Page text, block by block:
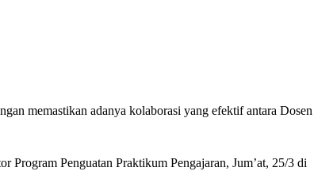
memastikan adanya kolaborasi yang efektif antara Dosen
Program Penguatan Praktikum Pengajaran, Jum’at, 25/3 di